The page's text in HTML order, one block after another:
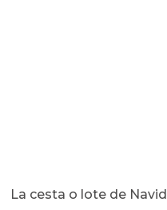
La cesta o lote de